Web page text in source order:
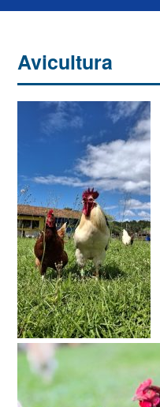
Avicultura